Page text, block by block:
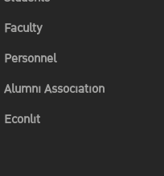
Faculty
Personnel
Alumni Association
Econlit